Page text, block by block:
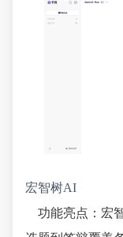
宏智树AI
功能亮点：宏